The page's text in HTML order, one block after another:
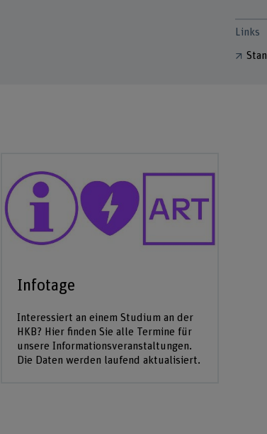
Links
Infotage
Interessiert an einem Studium an der
HKB? Hier finden Sie alle Termine für
unsere Informationsveranstaltungen.
Die Daten werden laufend aktualisiert.